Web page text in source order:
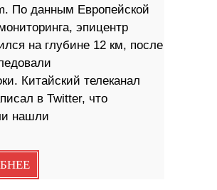
По данным Европейской
эпицентр
на глубине 12 км, после
Китайский телеканал
в Twitter, что
нашли